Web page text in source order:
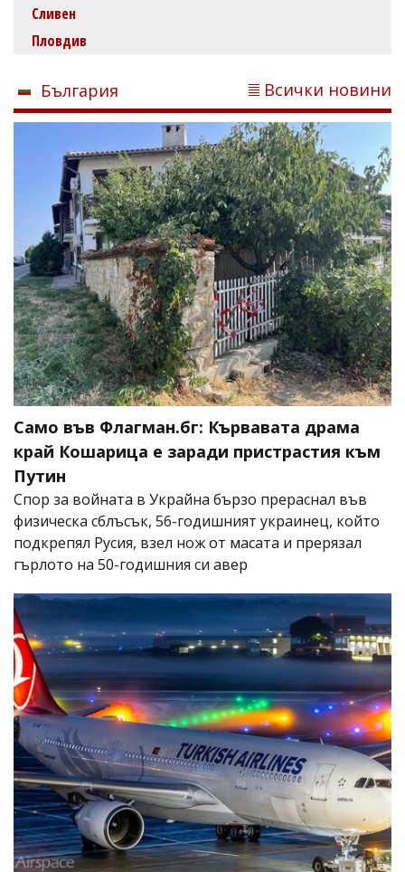
Сливен
Пловдив
България Всички новини
Само във Флагман.бг: Кървавата драма
край Кошарица е заради пристрастия към
Путин
Спор за войната в Украйна бързо прераснал във
физическа сблъсък, 56-годишният украинец, който
подкрепял Русия, взел нож от масата и прерязал
гърлото на 50-годишния си авер